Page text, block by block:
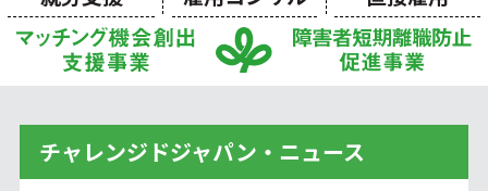
チャレンジドジャパン・ニュース